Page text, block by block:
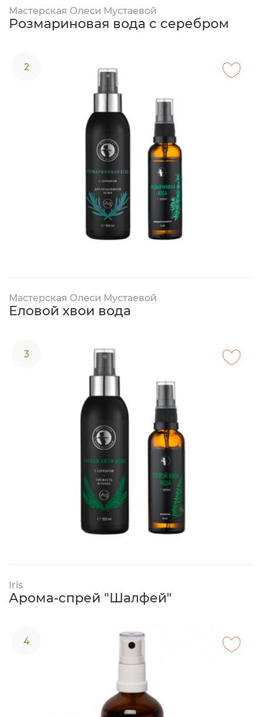
Мастерская Олеси Мустаевой
Розмариновая вода с серебром
2
Мастерская Олеси Мустаевой
Еловой хвои вода
3
Iris
Арома-спрей "Шалфей"
4